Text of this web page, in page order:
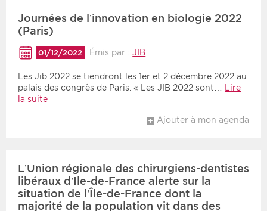
Secteur
Protection sociale
Sanitaire
Zone géographique
Choisir une zone
Période
Choisir une date de débutChoisir une date de fin
Tri
Chronologique
Inversé
Journées de l’innovation en biologie 2022
(Paris)
01/12/2022 Émis par :JIB
Les Jib 2022 se tiendront les 1er et 2 décembre 2022 au
palais des congrès de Paris. « Les JIB 2022 sont… Lire
la suite
Ajouter à mon agenda
L’Union régionale des chirurgiens-dentistes
libéraux d’Ile-de-France alerte sur la
situation de l’Île-de-France dont la
majorité de la population vit dans des